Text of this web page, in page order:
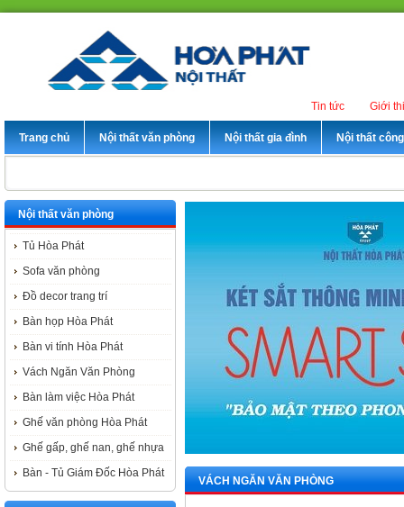
Giới
Tin tức
Trang chủ Nội thất văn phòng Nội thất gia đình Nội thất
VÁCH NGĂN VĂN PHÒNG
Nội thất văn phòng
Tủ Hòa Phát
Sofa văn phòng
Đồ decor trang trí
Bàn họp Hòa Phát
Bàn vi tính Hòa Phát
Vách Ngăn Văn Phòng
Bàn làm việc Hòa Phát
Ghế văn phòng Hòa Phát
Ghế gấp, ghế nan, ghế nhựa
Bàn - Tủ Giám Đốc Hòa Phát